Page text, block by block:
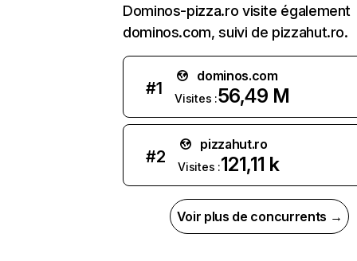
Dominos-pizza.ro visite également
dominos.com, suivi de pizzahut.ro.
#1
dominos.com
Visites :56,49 M
#2
pizzahut.ro
Visites :121,11 k
Voir plus de concurrents →